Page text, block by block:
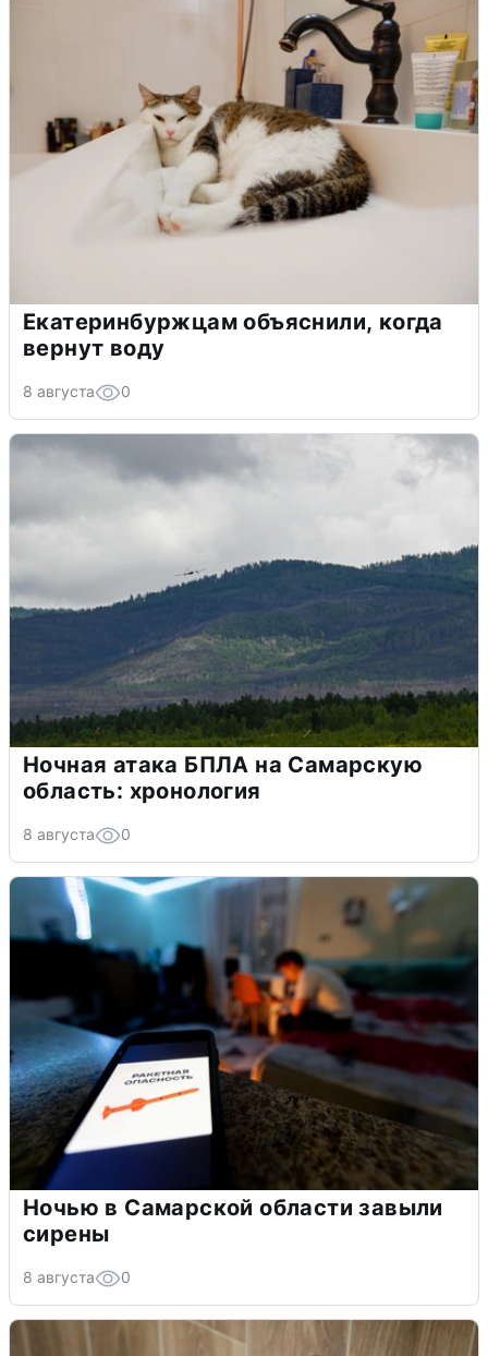
Екатеринбуржцам объяснили, когда
вернут воду
8 августа 0
Ночная атака БПЛА на Самарскую
область: хронология
8 августа 0
Ночью в Самарской области завыли
сирены
8 августа 0